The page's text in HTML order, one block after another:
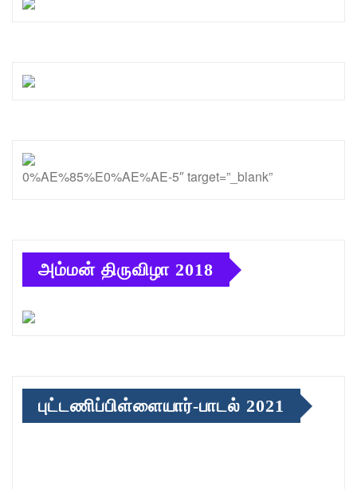
0%AE%85%E0%AE%AE-5″ target=”_blank”
அம்மன் திருவிழா 2018
புட்டணிப்பிள்ளையார்-பாடல் 2021